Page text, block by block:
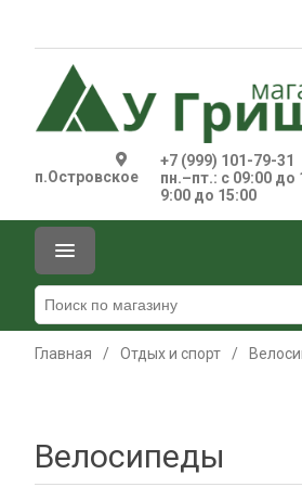
п.Островское
+7 (999) 101-79-31
пн.–пт.: с 09:00 до
9:00 до 15:00
Главная / Отдых и спорт /
Велосипеды